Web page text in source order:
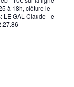
à 18h, clôture le
LE GAL Claude - e-